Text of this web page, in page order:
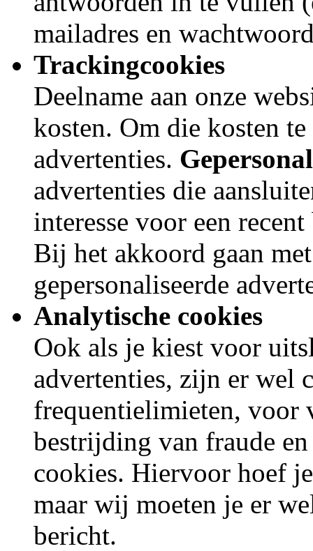
mailadres en
Trackingcookies
Deelname aan onze
kosten. Om die kosten
advertenties.
advertenties die
interesse voor een
Bij het akkoord gaan
gepersonaliseerde
Analytische cookies
Ook als je kiest voor
advertenties, zijn er wel
frequentielimieten, voor
bestrijding van fraude
cookies. Hiervoor hoef
maar wij moeten je er
bericht.